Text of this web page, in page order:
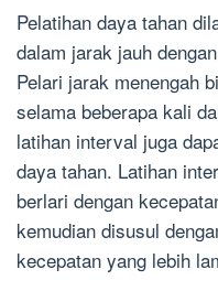
Pelatihan daya tahan
dalam jarak jauh
Pelari jarak menengah
selama beberapa kali
latihan interval juga
daya tahan. Latihan
berlari dengan
kemudian disusul
kecepatan yang lebih